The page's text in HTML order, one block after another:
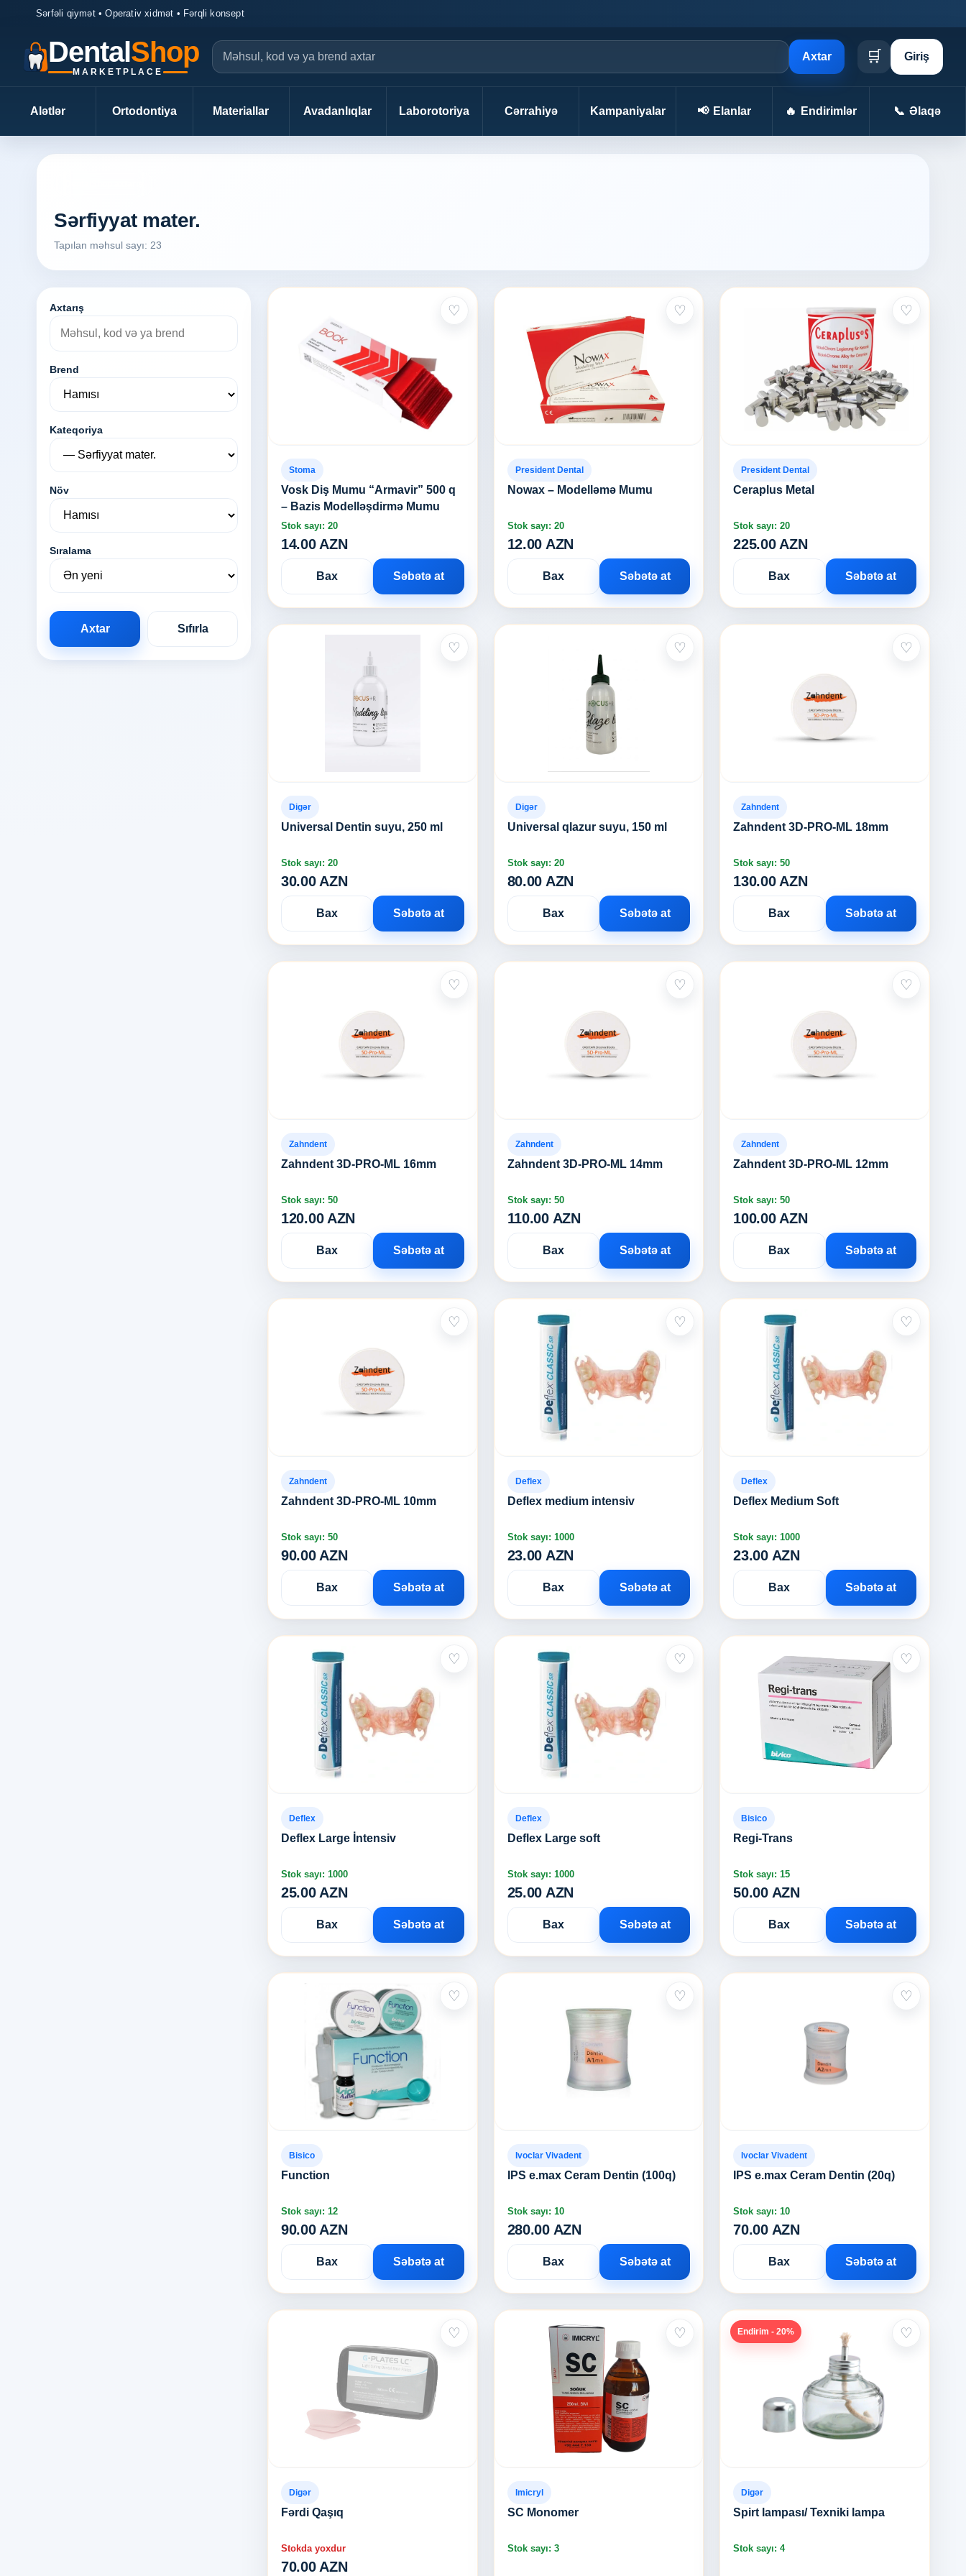
Sərfəli qiymət • Operativ xidmət • Fərqli konsept
DentalShop
MARKETPLACE
Axtar 🛒 Giriş
Alətlər Ortodontiya Materiallar Avadanlıqlar Laborotoriya Cərrahiyə Kampaniyalar 📢 Elanlar 🔥 Endirimlər 📞 Əlaqə
Sərfiyyat mater.
Tapılan məhsul sayı: 23
Axtarış
Brend
Kateqoriya
Növ
Sıralama
Axtar Sıfırla
♡
Stoma
Vosk Diş Mumu “Armavir” 500 q
– Bazis Modelləşdirmə Mumu
Stok sayı: 20
14.00 AZN
Bax Səbətə at
♡
President Dental
Nowax – Modelləmə Mumu
Stok sayı: 20
12.00 AZN
Bax Səbətə at
♡
President Dental
Ceraplus Metal
Stok sayı: 20
225.00 AZN
Bax Səbətə at
♡
Digər
Universal Dentin suyu, 250 ml
Stok sayı: 20
30.00 AZN
Bax Səbətə at
♡
Digər
Universal qlazur suyu, 150 ml
Stok sayı: 20
80.00 AZN
Bax Səbətə at
♡
Zahndent
Zahndent 3D-PRO-ML 18mm
Stok sayı: 50
130.00 AZN
Bax Səbətə at
♡
Zahndent
Zahndent 3D-PRO-ML 16mm
Stok sayı: 50
120.00 AZN
Bax Səbətə at
♡
Zahndent
Zahndent 3D-PRO-ML 14mm
Stok sayı: 50
110.00 AZN
Bax Səbətə at
♡
Zahndent
Zahndent 3D-PRO-ML 12mm
Stok sayı: 50
100.00 AZN
Bax Səbətə at
♡
Zahndent
Zahndent 3D-PRO-ML 10mm
Stok sayı: 50
90.00 AZN
Bax Səbətə at
♡
Deflex
Deflex medium intensiv
Stok sayı: 1000
23.00 AZN
Bax Səbətə at
♡
Deflex
Deflex Medium Soft
Stok sayı: 1000
23.00 AZN
Bax Səbətə at
♡
Deflex
Deflex Large İntensiv
Stok sayı: 1000
25.00 AZN
Bax Səbətə at
♡
Deflex
Deflex Large soft
Stok sayı: 1000
25.00 AZN
Bax Səbətə at
♡
Bisico
Regi-Trans
Stok sayı: 15
50.00 AZN
Bax Səbətə at
♡
Bisico
Function
Stok sayı: 12
90.00 AZN
Bax Səbətə at
♡
Ivoclar Vivadent
IPS e.max Ceram Dentin (100q)
Stok sayı: 10
280.00 AZN
Bax Səbətə at
♡
Ivoclar Vivadent
IPS e.max Ceram Dentin (20q)
Stok sayı: 10
70.00 AZN
Bax Səbətə at
♡
Digər
Fərdi Qaşıq
Stokda yoxdur
70.00 AZN
♡
Imicryl
SC Monomer
Stok sayı: 3
Endirim - 20% ♡
Digər
Spirt lampası/ Texniki lampa
Stok sayı: 4